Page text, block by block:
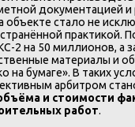
документацией и
стало не
практикой.
2 на 50 миллионов, а
материалы и
на бумаге». В таких
арбитром
и стоимости
работ.